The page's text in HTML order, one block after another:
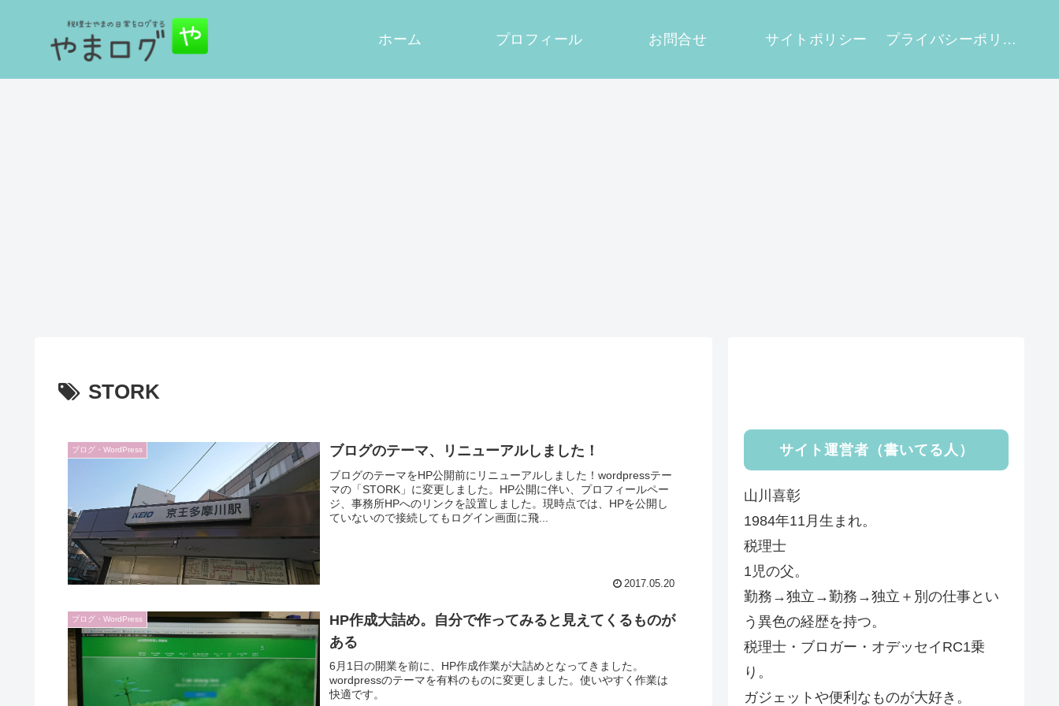
ホーム プロフィール お問合せ サイトポリシー プライバシーポリシー
STORK
ブログ・WordPress ブログのテーマ、リニューアルしました！
ブログのテーマをHP公開前にリニューアルしました！wordpressテー
マの「STORK」に変更しました。HP公開に伴い、プロフィールペー
ジ、事務所HPへのリンクを設置しました。現時点では、HPを公開し
ていないので接続してもログイン画面に飛...
2017.05.20
ブログ・WordPress
HP作成大詰め。自分で作ってみると見えてくるものが
ある
6月1日の開業を前に、HP作成作業が大詰めとなってきました。
wordpressのテーマを有料のものに変更しました。使いやすく作業は
快適です。
サイト運営者（書いてる人）
山川喜彰
1984年11月生まれ。
税理士
1児の父。
勤務→独立→勤務→独立＋別の仕事とい
う異色の経歴を持つ。
税理士・ブロガー・オデッセイRC1乗
り。
ガジェットや便利なものが大好き。